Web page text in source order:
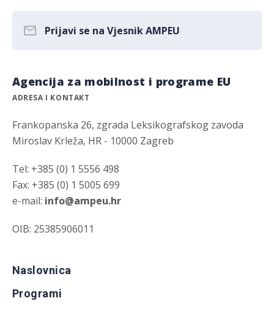
Prijavi se na Vjesnik AMPEU
Agencija za mobilnost i programe EU
ADRESA I KONTAKT
Frankopanska 26, zgrada Leksikografskog zavoda
Miroslav Krleža, HR - 10000 Zagreb
Tel: +385 (0) 1 5556 498
Fax: +385 (0) 1 5005 699
e-mail: info@ampeu.hr
OIB: 25385906011
Naslovnica
Programi